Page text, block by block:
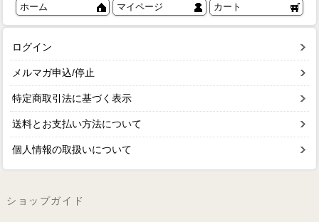
ホーム マイページ カート
ログイン
メルマガ申込/停止
特定商取引法に基づく表示
送料とお支払い方法について
個人情報の取扱いについて
ショップガイド